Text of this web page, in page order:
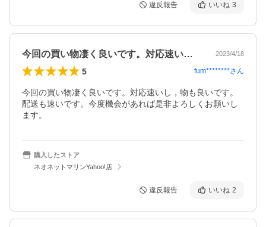
違反報告 いいね 3
今回の買い物凄く良いです。対応速いし，… 2023/4/18
5 fum********さん
今回の買い物凄く良いです。対応速いし，物も良いです。
配送も速いです。今度機会があれば是非よろしくお願いし
ます。
購入したストア
ネオネットマリンYahoo!店
違反報告 いいね 2